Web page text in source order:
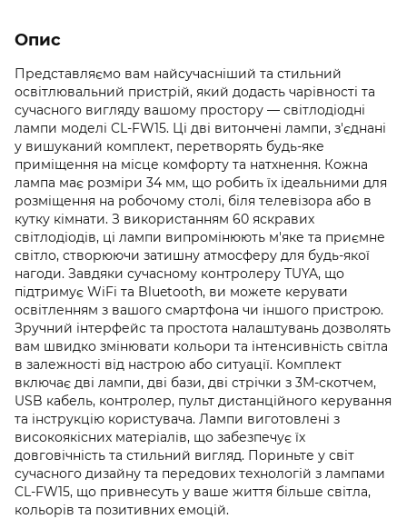
Опис
Представляємо вам найсучасніший та стильний
освітлювальний пристрій, який додасть чарівності та
сучасного вигляду вашому простору — світлодіодні
лампи моделі CL-FW15. Ці дві витончені лампи, з'єднані
у вишуканий комплект, перетворять будь-яке
приміщення на місце комфорту та натхнення. Кожна
лампа має розміри 34 мм, що робить їх ідеальними для
розміщення на робочому столі, біля телевізора або в
кутку кімнати. З використанням 60 яскравих
світлодіодів, ці лампи випромінюють м'яке та приємне
світло, створюючи затишну атмосферу для будь-якої
нагоди. Завдяки сучасному контролеру TUYA, що
підтримує WiFi та Bluetooth, ви можете керувати
освітленням з вашого смартфона чи іншого пристрою.
Зручний інтерфейс та простота налаштувань дозволять
вам швидко змінювати кольори та інтенсивність світла
в залежності від настрою або ситуації. Комплект
включає дві лампи, дві бази, дві стрічки з 3М-скотчем,
USB кабель, контролер, пульт дистанційного керування
та інструкцію користувача. Лампи виготовлені з
високоякісних матеріалів, що забезпечує їх
довговічність та стильний вигляд. Пориньте у світ
сучасного дизайну та передових технологій з лампами
CL-FW15, що привнесуть у ваше життя більше світла,
кольорів та позитивних емоцій.